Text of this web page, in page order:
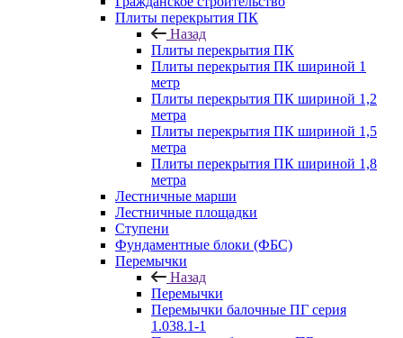
Плиты перекрытия ПК
Назад
Плиты перекрытия ПК
Плиты перекрытия ПК шириной 1
метр
Плиты перекрытия ПК шириной 1,2
метра
Плиты перекрытия ПК шириной 1,5
метра
Плиты перекрытия ПК шириной 1,8
метра
Лестничные марши
Лестничные площадки
Ступени
Фундаментные блоки (ФБС)
Перемычки
Назад
Перемычки
Перемычки балочные ПГ серия
1.038.1-1